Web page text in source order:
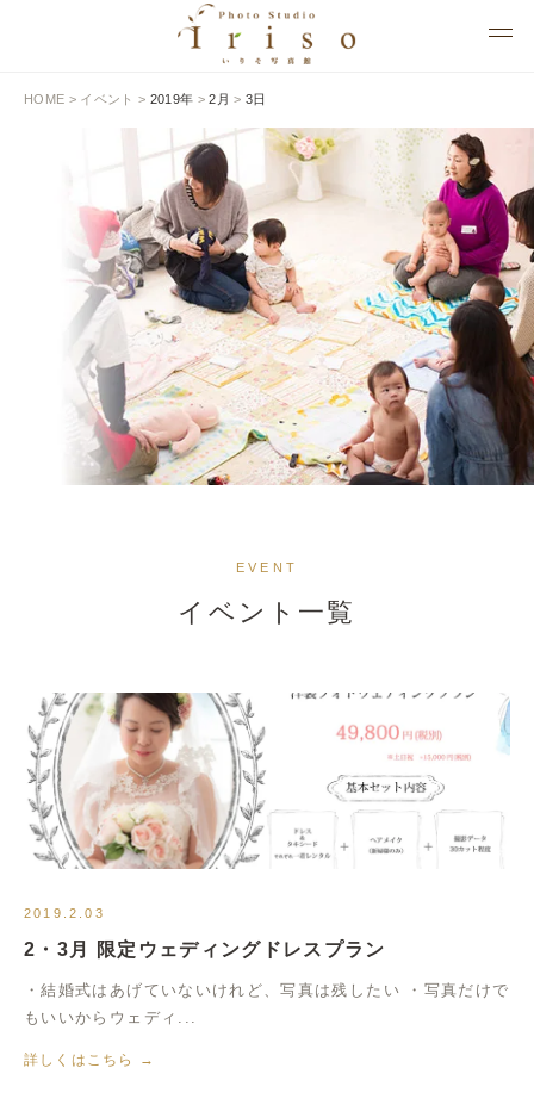
HOME > イベント > 2019年 >2月 > 3日
EVENT
イベント一覧
2019.2.03
2・3月 限定ウェディングドレスプラン
・結婚式はあげていないけれど、写真は残したい ・写真だけで
もいいからウェディ...
詳しくはこちら →